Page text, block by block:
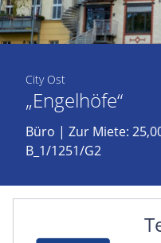
City Ost
„Engelhöfe“
Büro | Zur Miete:
B_1/1251/G2